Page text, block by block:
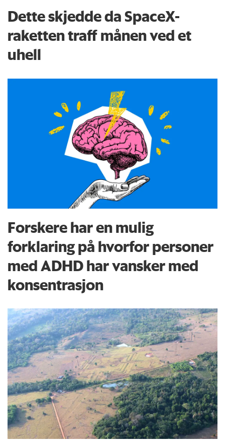
Dette skjedde da SpaceX-
raketten traff månen ved et
uhell
Forskere har en mulig
forklaring på hvorfor personer
med ADHD har vansker med
konsentrasjon